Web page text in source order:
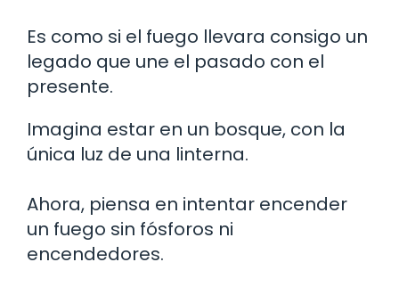
Es como si el fuego llevara consigo un
legado que une el pasado con el
presente.
Imagina estar en un bosque, con la
única luz de una linterna.
Ahora, piensa en intentar encender
un fuego sin fósforos ni
encendedores.